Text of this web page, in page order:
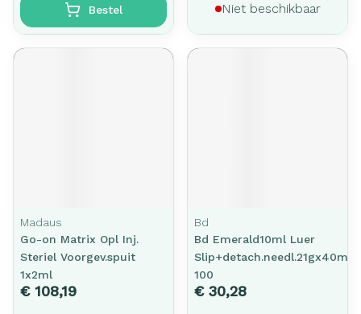
Bestel Niet beschikbaar
Madaus
Go-on Matrix Opl Inj.
Steriel Voorgev.spuit
1x2ml
€ 108,19
Bd
Bd Emerald10ml Luer
Slip+detach.needl.21gx40mm
100
€ 30,28